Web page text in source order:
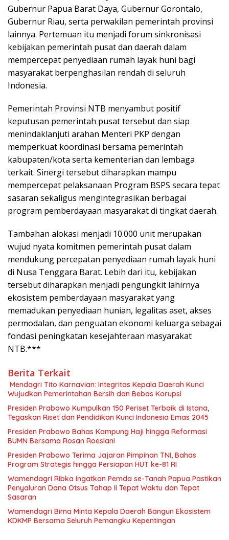
Gubernur Papua Barat Daya, Gubernur Gorontalo,
Gubernur Riau, serta perwakilan pemerintah provinsi
lainnya. Pertemuan itu menjadi forum sinkronisasi
kebijakan pemerintah pusat dan daerah dalam
mempercepat penyediaan rumah layak huni bagi
masyarakat berpenghasilan rendah di seluruh
Indonesia.
Pemerintah Provinsi NTB menyambut positif
keputusan pemerintah pusat tersebut dan siap
menindaklanjuti arahan Menteri PKP dengan
memperkuat koordinasi bersama pemerintah
kabupaten/kota serta kementerian dan lembaga
terkait. Sinergi tersebut diharapkan mampu
mempercepat pelaksanaan Program BSPS secara tepat
sasaran sekaligus mengintegrasikan berbagai
program pemberdayaan masyarakat di tingkat daerah.
Tambahan alokasi menjadi 10.000 unit merupakan
wujud nyata komitmen pemerintah pusat dalam
mendukung percepatan penyediaan rumah layak huni
di Nusa Tenggara Barat. Lebih dari itu, kebijakan
tersebut diharapkan menjadi pengungkit lahirnya
ekosistem pemberdayaan masyarakat yang
memadukan penyediaan hunian, legalitas aset, akses
permodalan, dan penguatan ekonomi keluarga sebagai
fondasi peningkatan kesejahteraan masyarakat
NTB.***
Berita Terkait
Mendagri Tito Karnavian: Integritas Kepala Daerah Kunci
Wujudkan Pemerintahan Bersih dan Bebas Korupsi
Presiden Prabowo Kumpulkan 150 Periset Terbaik di Istana,
Tegaskan Riset dan Pendidikan Kunci Indonesia Emas 2045
Presiden Prabowo Bahas Kampung Haji hingga Reformasi
BUMN Bersama Rosan Roeslani
Presiden Prabowo Terima Jajaran Pimpinan TNI, Bahas
Program Strategis hingga Persiapan HUT ke-81 RI
Wamendagri Ribka Ingatkan Pemda se-Tanah Papua Pastikan
Penyaluran Dana Otsus Tahap II Tepat Waktu dan Tepat
Sasaran
Wamendagri Bima Minta Kepala Daerah Bangun Ekosistem
KDKMP Bersama Seluruh Pemangku Kepentingan